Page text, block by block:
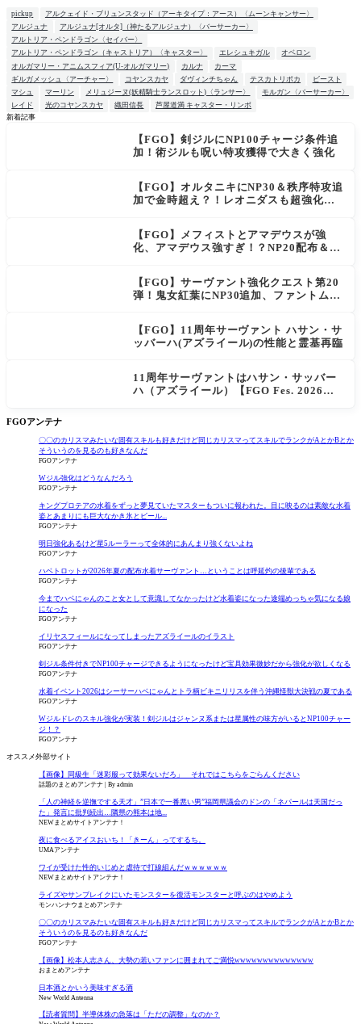
pickup
アルクェイド・ブリュンスタッド（アーキタイプ：アース）〈ムーンキャンサー〉
アルジュナ
アルジュナ[オルタ]（神たるアルジュナ）〈バーサーカー〉
アルトリア・ペンドラゴン〈セイバー〉
アルトリア・ペンドラゴン（キャストリア）〈キャスター〉
エレシュキガル
オベロン
オルガマリー・アニムスフィア(U-オルガマリー)
カルナ
カーマ
ギルガメッシュ〈アーチャー〉
コヤンスカヤ ダヴィンチちゃん テスカトリポカ
ビースト
マシュ
マーリン メリュジーヌ(妖精騎士ランスロット)〈ランサー〉
モルガン〈バーサーカー〉
レイド
光のコヤンスカヤ 織田信長
芦屋道満 キャスター・リンボ
新着記事
【FGO】剣ジルにNP100チャージ条件追
加！術ジルも呪い特攻獲得で大きく強化
【FGO】オルタニキにNP30＆秩序特攻追
加で金時超え？！レオニダスも超強化で
【FGO】メフィストとアマデウスが強
化、アマデウス強すぎ！？NP20配布＆Ar
【FGO】サーヴァント強化クエスト第20
弾！鬼女紅葉にNP30追加、ファントムも
【FGO】11周年サーヴァント ハサン・サ
ッバーハ(アズライール)の性能と霊基再臨
11周年サーヴァントはハサン・サッバー
ハ（アズライール）【FGO Fes. 2026】
FGOアンテナ
〇〇のカリスマみたいな固有スキルも好きだけど同じカリスマってスキルでランクがAとかBとか
そういうのを見るのも好きなんだ
FGOアンテナ
Wジル強化はどうなんだろう
FGOアンテナ
キングプロテアの水着をずっと夢見ていたマスターもついに報われた。目に映るのは素敵な水着
姿とあまりにも巨大なかき氷とビール...
FGOアンテナ
明日強化あるけど星5ルーラーって全体的にあんまり強くないよね
FGOアンテナ
ハベトロットが2026年夏の配布水着サーヴァント…ということは呼延灼の後輩である
FGOアンテナ
今までハベにゃんのこと女として意識してなかったけど水着姿になった途端めっちゃ気になる娘
になった
FGOアンテナ
イリヤスフィールになってしまったアズライールのイラスト
FGOアンテナ
剣ジル条件付きでNP100チャージできるようになったけど宝具効果微妙だから強化が欲しくなる
FGOアンテナ
水着イベント2026はシーサーハベにゃんとトラ柄ビキニリリスを伴う沖縄怪獣大決戦の夏である
FGOアンテナ
Wジルドレのスキル強化が実装！剣ジルはジャンヌ系または星属性の味方がいるとNP100チャー
ジ！？
FGOアンテナ
オススメ外部サイト
【画像】同級生「迷彩服って効果ないだろ」 それではこちらをごらんください
話題のまとめアンテナ By admin
「人の神経を逆撫でする天才」”日本で一番悪い男”福岡県議会のドンの「ネパールは天国だっ
た」発言に批判続出…隣県の熊本は地...
NEWまとめサイトアンテナ！
夜に食べるアイスおいち！「きーん」ってするち。
UMAアンテナ
ワイが受けた性的いじめと虐待で打線組んだｗｗｗｗｗｗ
NEWまとめサイトアンテナ！
ライズやサンブレイクにいたモンスターを復活モンスターと呼ぶのはやめよう
モンハンナウまとめアンテナ
〇〇のカリスマみたいな固有スキルも好きだけど同じカリスマってスキルでランクがAとかBとか
そういうのを見るのも好きなんだ
FGOアンテナ
【画像】松本人志さん、大勢の若いファンに囲まれてご満悦wwwwwwwwwwwwww
おまとめアンテナ
日本酒とかいう美味すぎる酒
New World Antenna
【読者質問】半導体株の急落は「ただの調整」なのか？